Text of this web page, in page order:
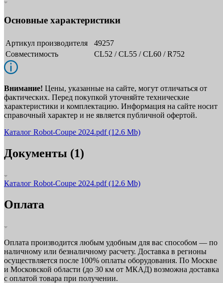
Основные характеристики
Артикул производителя
49257
Совместимость
CL52 / CL55 / CL60 / R752
Внимание! Цены, указанные на сайте, могут отличаться от
фактических. Перед покупкой уточняйте технические
характеристики и комплектацию. Информация на сайте носит
справочный характер и не является публичной офертой.
Каталог Robot-Coupe 2024.pdf(12.6 Mb)
Документы (1)
Каталог Robot-Coupe 2024.pdf(12.6 Mb)
Оплата
Оплата производится любым удобным для вас способом — по
наличному или безналичному расчету. Доставка в регионы
осуществляется после 100% оплаты оборудования. По Москве
и Московской области (до 30 км от МКАД) возможна доставка
с оплатой товара при получении.